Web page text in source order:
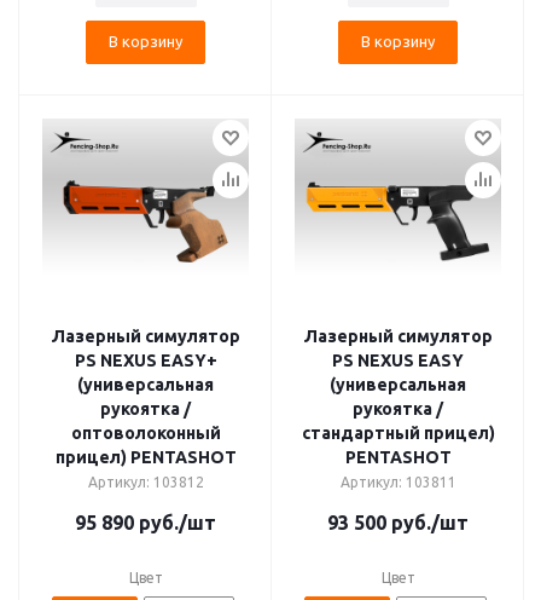
В корзину В корзину
Лазерный симулятор
PS NEXUS EASY+
(универсальная
рукоятка /
оптоволоконный
прицел) PENTASHOT
Артикул: 103812
95 890 руб./шт
Цвет
Лазерный симулятор
PS NEXUS EASY
(универсальная
рукоятка /
стандартный прицел)
PENTASHOT
Артикул: 103811
93 500 руб./шт
Цвет